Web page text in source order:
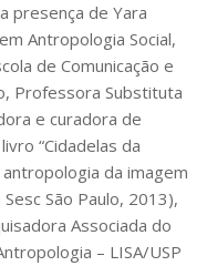
presença de Yara
Antropologia Social,
de Comunicação e
Professora Substituta
e curadora de
“Cidadelas da
da imagem
São Paulo, 2013),
Associada do
– LISA/USP